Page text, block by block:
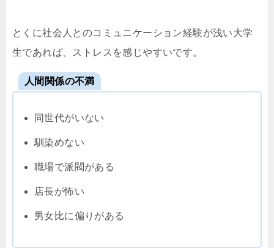
とくに社会人とのコミュニケーション経験が浅い大学
生であれば、ストレスを感じやすいです。
人間関係の不満
同世代がいない
馴染めない
職場で派閥がある
店長が怖い
男女比に偏りがある